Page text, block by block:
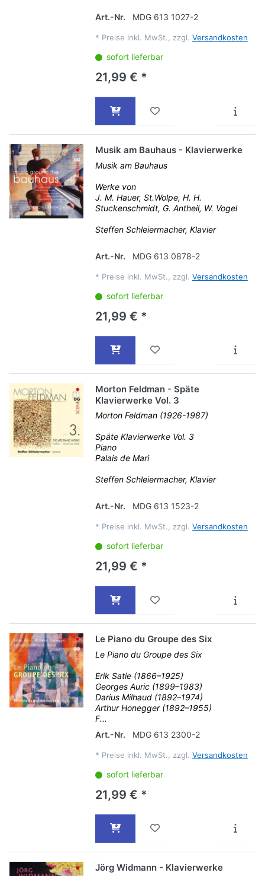
Art.-Nr. MDG 613 1027-2
* Preise inkl. MwSt., zzgl. Versandkosten
sofort lieferbar
21,99 € *
Musik am Bauhaus - Klavierwerke
Musik am Bauhaus
Werke von
J. M. Hauer, St.Wolpe, H. H.
Stuckenschmidt, G. Antheil, W. Vogel
Steffen Schleiermacher, Klavier
Art.-Nr. MDG 613 0878-2
* Preise inkl. MwSt., zzgl. Versandkosten
sofort lieferbar
21,99 € *
Morton Feldman - Späte
Klavierwerke Vol. 3
Morton Feldman (1926-1987)
Späte Klavierwerke Vol. 3
Piano
Palais de Mari
Steffen Schleiermacher, Klavier
Art.-Nr. MDG 613 1523-2
* Preise inkl. MwSt., zzgl. Versandkosten
sofort lieferbar
21,99 € *
Le Piano du Groupe des Six
Le Piano du Groupe des Six
Erik Satie (1866–1925)
Georges Auric (1899–1983)
Darius Milhaud (1892–1974)
Arthur Honegger (1892–1955)
F...
Art.-Nr.
MDG 613 2300-2
* Preise inkl. MwSt., zzgl. Versandkosten
sofort lieferbar
21,99 € *
Jörg Widmann - Klavierwerke